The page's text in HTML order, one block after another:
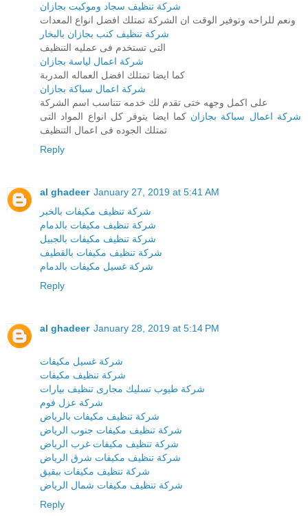
شركة تنظيف سجاد وموكيت بجازان
ونعم للراحه وتوفير الوقت ان الشركة تمتلك افضل انواع المعدات
شركة تنظيف كنب بجازان بالبخار
التى تستخدم فى عمليه التنظيف
شركة اعمال لياسة بجازان
كما ايضا تمتلك افضل العماله المدربة
شركة اعمال سباكة بجازان
على اكمل وجهه ختى تقدم لك خدمه تتناسب اسم الشركة
شركة اعمال سباكة بجازان كما ايضا يتوفر كل انواع المواد التى
تمتلك الجوده فى اعمال التنظيف
Reply
al ghadeer January 27, 2019 at 5:41 AM
شركة تنظيف مكيفات بالخبر
شركة تنظيف مكيفات بالدمام
شركة تنظيف مكيفات بالجبيل
شركة تنظيف مكيفات بالقطيف
شركة غسيل مكيفات بالدمام
Reply
al ghadeer January 28, 2019 at 5:14 PM
شركة غسيل مكيفات
شركة تنظيف مكيفات
شركة طيوب تسليك مجارى تنظيف بيارات
شركة عزل فوم
شركة تنظيف مكيفات بالرياض
شركة تنظيف مكيفات جنوب الرياض
شركة تنظيف مكيفات غرب الرياض
شركة تنظيف مكيفات شرق الرياض
شركة تنظيف مكيفات ببقيق
شركة تنظيف مكيفات شمال الرياض
Reply